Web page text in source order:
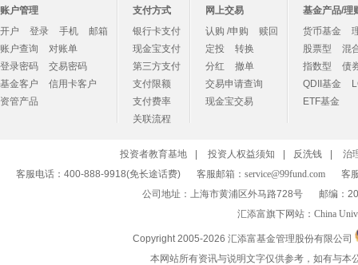
账户管理
开户
登录 手机
邮箱
账户查询
对账单
登录密码
交易密码
基金客户
信用卡客户
资管产品
支付方式
银行卡支付
现金宝支付
第三方支付
支付限额
支付费率
关联流程
网上交易
认购 /申购
赎回
定投
转换
分红
撤单
交易申请查询
现金宝交易
基金产品/理
货币基金
股票型
混
指数型
债
QDII基金
ETF基金
投资者教育基地 投资人权益须知 反洗钱
治
客服电话：400-888-9918(免长途话费)
客服邮箱： service@99fund.com
客
公司地址：上海市黄浦区外马路728号
邮编：
汇添富旗下网站： China
Copyright 2005-2026 汇添富基金管理股份有限公司
本网站所有资讯与说明文字仅供参考，如有与本